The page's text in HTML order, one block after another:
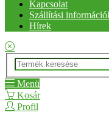
Kapcsolat
Szállítási
Hírek
Menü
Kosár
Profil